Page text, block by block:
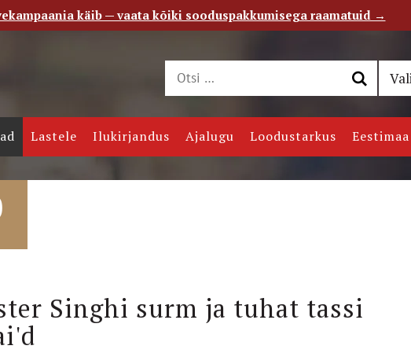
Kontakt
Lastele Ilukirjandus Ajalugu Loodustarkus Eestimaa
Singhi surm ja tuhat tassi
käib — vaata kõiki sooduspakkumisega raamatuid →